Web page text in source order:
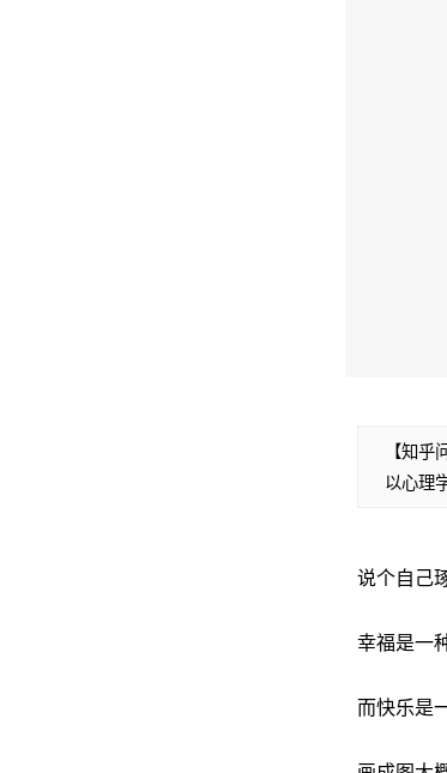
【知乎
以心理
说个自己
幸福是一
而快乐是